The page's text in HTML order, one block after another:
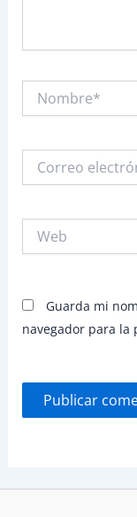
electrónico*
Guarda mi
navegador para la